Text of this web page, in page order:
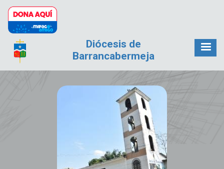
Pasar al contenido principal
Diócesis de
Barrancabermeja